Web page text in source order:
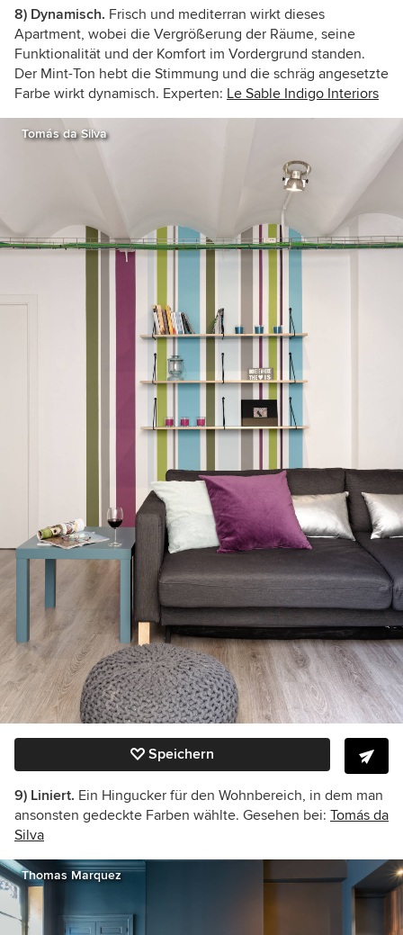
8) Dynamisch. Frisch und mediterran wirkt dieses
Apartment, wobei die Vergrößerung der Räume, seine
Funktionalität und der Komfort im Vordergrund standen.
Der Mint-Ton hebt die Stimmung und die schräg angesetzte
Farbe wirkt dynamisch. Experten: Le Sable Indigo Interiors
Tomás da Silva
Speichern
9) Liniert. Ein Hingucker für den Wohnbereich, in dem man
ansonsten gedeckte Farben wählte. Gesehen bei: Tomás da
Silva
Thomas Marquez